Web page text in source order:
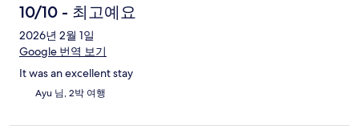
10/10 - 최고예요
2026년 2월 1일
Google 번역 보기
It was an excellent stay
Ayu 님, 2박 여행